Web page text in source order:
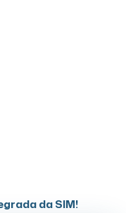
da SIM!